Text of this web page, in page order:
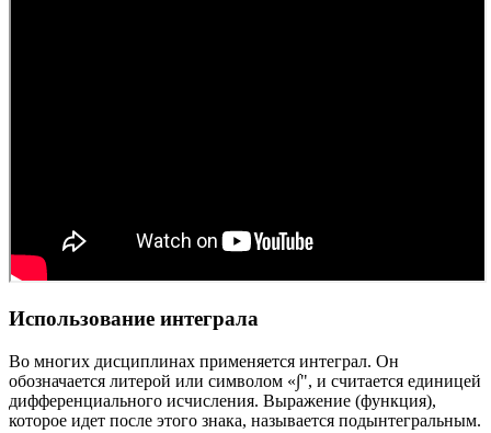
Использование интеграла
Во многих дисциплинах применяется интеграл. Он
обозначается литерой или символом «∫", и считается единицей
дифференциального исчисления. Выражение (функция),
которое идет после этого знака, называется подынтегральным.